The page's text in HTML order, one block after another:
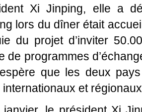
Xi Jinping, elle a
lors du dîner était
du projet d’inviter
de programmes
que les deux
internationaux et